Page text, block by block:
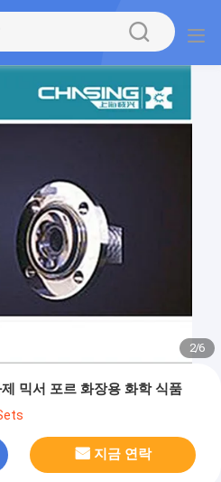
2/6
믹서 포르 화장용 화학 식품
지금 연락